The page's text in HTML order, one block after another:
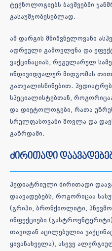
ტექნოლოგიებს ბავშვებში
გასაუმჯობესებლად.
ამ დარგის მნიშვნელოვანი
ადრეული გამოვლენა და
ვაქცინაციას, რეგულარულ
ინდივიდუალურ მიდგომას
გათვალისწინებით.
სპეციალისტებთან,
და დიეტოლოგები, რათა
სრულფასოვანი მოვლა და
გაზრდაში.
ძირითადი
პედიატრიული ძირითადი
დაავადებებს, როგორიცაა
(გრიპი, ბრონქიოლიტი,
ინფექციები
თავიდან აცილებულია
ყივანახველა), ასევე